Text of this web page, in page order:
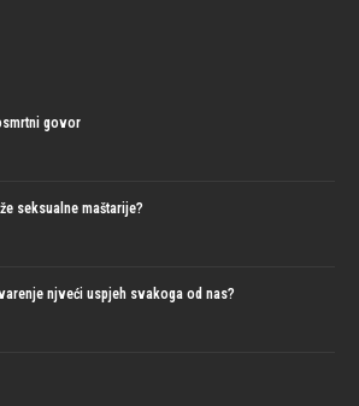
govor
seksualne maštarije?
njveći uspjeh svakoga od nas?